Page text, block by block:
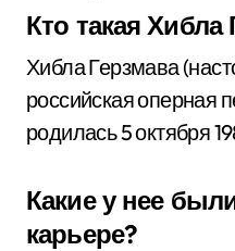
Кто такая Хибла
Хибла Герзмава
российская оперная
родилась 5 октября
Какие у нее
карьере?